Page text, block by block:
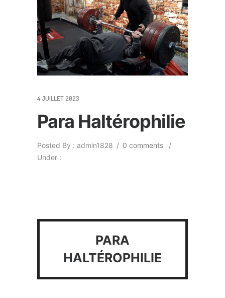
4 JUILLET 2023
Para Haltérophilie
Posted By : admin1828 / 0 comments
/
Under :
PARA
HALTÉROPHILIE